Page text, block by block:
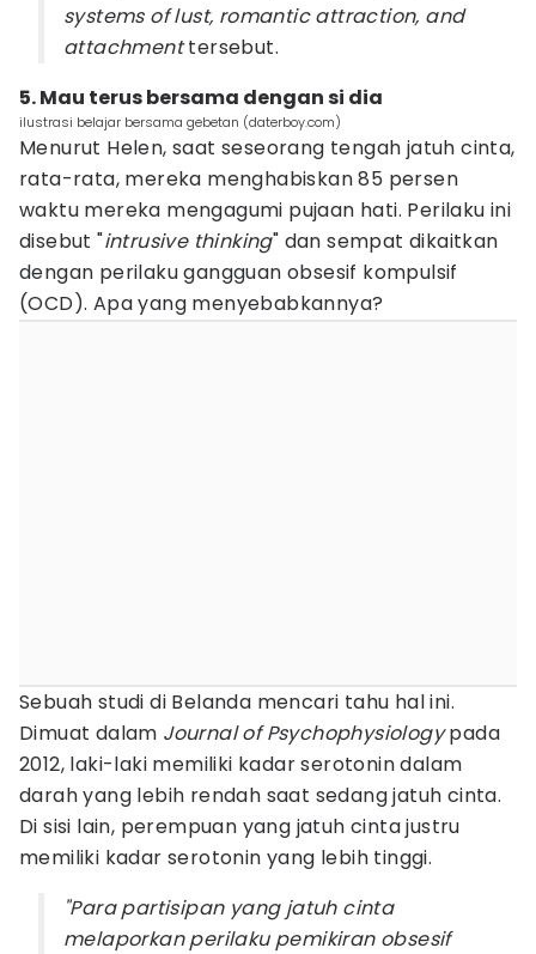
systems of lust, romantic attraction, and
attachmenttersebut.
5. Mau terus bersama dengan si dia
ilustrasi belajar bersama gebetan (daterboy.com)
Menurut Helen, saat seseorang tengah jatuh cinta,
rata-rata, mereka menghabiskan 85 persen
waktu mereka mengagumi pujaan hati. Perilaku ini
disebut "intrusive thinking" dan sempat dikaitkan
dengan perilaku gangguan obsesif kompulsif
(OCD). Apa yang menyebabkannya?
Sebuah studi di Belanda mencari tahu hal ini.
Dimuat dalam Journal of Psychophysiologypada
2012, laki-laki memiliki kadar serotonin dalam
darah yang lebih rendah saat sedang jatuh cinta.
Di sisi lain, perempuan yang jatuh cinta justru
memiliki kadar serotonin yang lebih tinggi.
"Para partisipan yang jatuh cinta
melaporkanperilaku pemikiran obsesif